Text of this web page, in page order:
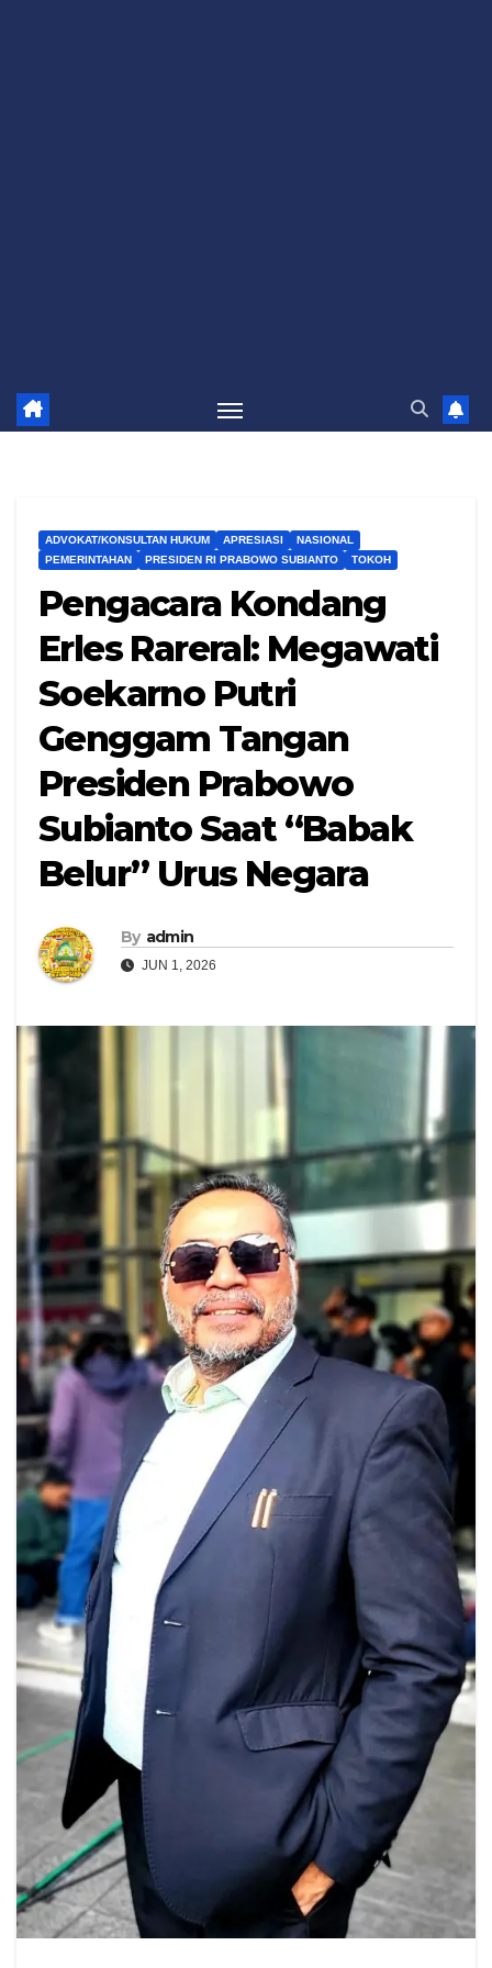
ADVOKAT/KONSULTAN HUKUM APRESIASI
NASIONAL
PEMERINTAHAN
PRESIDEN RI PRABOWO SUBIANTO TOKOH
Pengacara Kondang
Erles Rareral: Megawati
Soekarno Putri
Genggam Tangan
Presiden Prabowo
Subianto Saat “Babak
Belur” Urus Negara
By admin
JUN 1, 2026